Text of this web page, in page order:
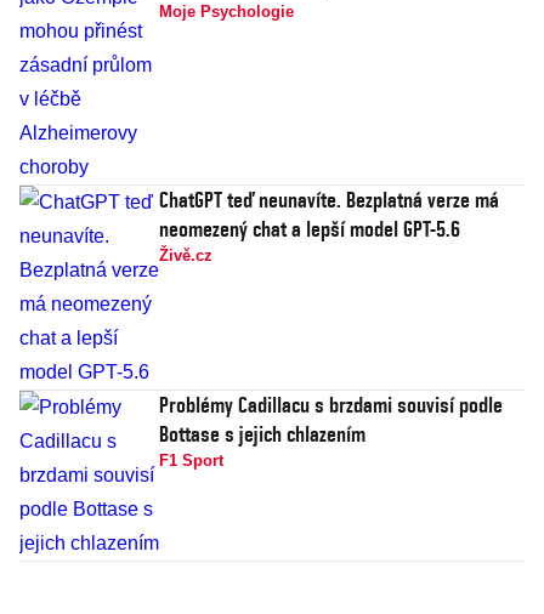
Moje Psychologie
ChatGPT teď neunavíte. Bezplatná verze má
neomezený chat a lepší model GPT-5.6
Živě.cz
Problémy Cadillacu s brzdami souvisí podle
Bottase s jejich chlazením
F1 Sport